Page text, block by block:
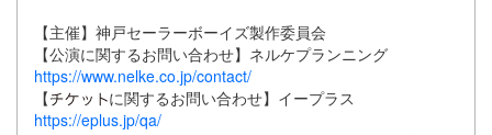
【主催】神戸セーラーボーイズ製作委員会
【公演に関するお問い合わせ】ネルケプランニング
https://www.nelke.co.jp/contact/
【
に関するお問い合わせ】イープラス
https://eplus.jp/qa/